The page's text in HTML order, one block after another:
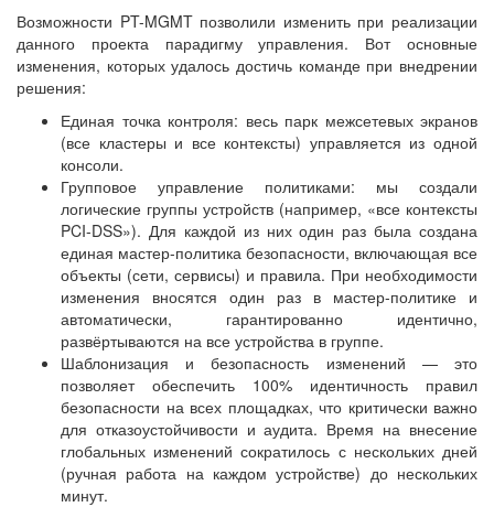
Возможности PT-MGMT позволили изменить при реализации
данного проекта парадигму управления. Вот основные
изменения, которых удалось достичь команде при внедрении
решения:
Единая точка контроля: весь парк межсетевых экранов
(все кластеры и все контексты) управляется из одной
консоли.
Групповое управление политиками: мы создали
логические группы устройств (например, «все контексты
PCI-DSS»). Для каждой из них один раз была создана
единая мастер-политика безопасности, включающая все
объекты (сети, сервисы) и правила. При необходимости
изменения вносятся один раз в мастер-политике и
автоматически, гарантированно идентично,
развёртываются на все устройства в группе.
Шаблонизация и безопасность изменений — это
позволяет обеспечить 100% идентичность правил
безопасности на всех площадках, что критически важно
для отказоустойчивости и аудита. Время на внесение
глобальных изменений сократилось с нескольких дней
(ручная работа на каждом устройстве) до нескольких
минут.